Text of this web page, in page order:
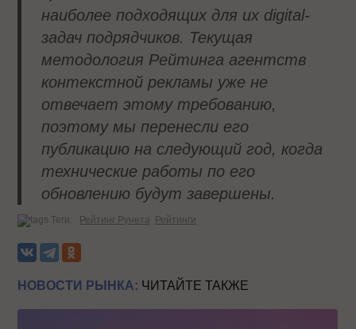
наиболее подходящих для их digital-
задач подрядчиков. Текущая
методология Рейтинга агентств
контекстной рекламы уже не
отвечает этому требованию,
поэтому мы перенесли его
публикацию на следующий год, когда
технические работы по его
обновлению будут завершены.
Теги: Рейтинг Рунета Рейтинги
НОВОСТИ РЫНКА: ЧИТАЙТЕ ТАКЖЕ